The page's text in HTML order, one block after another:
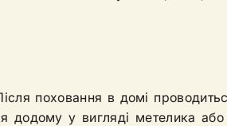
поховання в домі
додому у вигляді метелика або